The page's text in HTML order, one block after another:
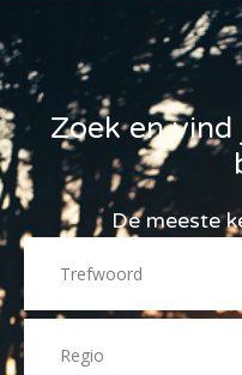
Zoek en
De meeste